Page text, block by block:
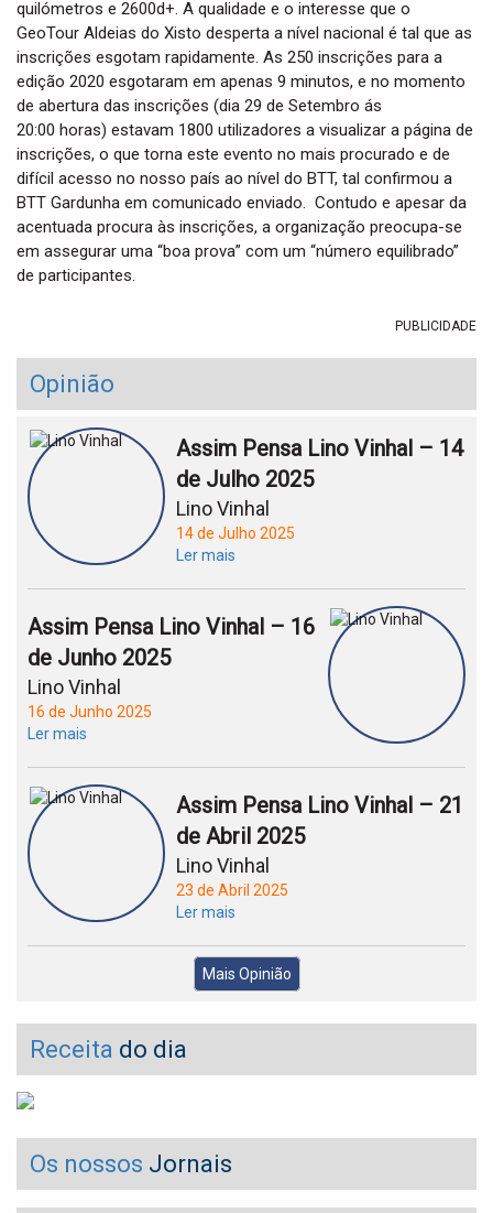
quilómetros e 2600d+. A qualidade e o interesse que o
GeoTour Aldeias do Xisto desperta a nível nacional é tal que as
inscrições esgotam rapidamente. As 250 inscrições para a
edição 2020 esgotaram em apenas 9 minutos, e no momento
de abertura das inscrições (dia 29 de Setembro ás
20:00 horas) estavam 1800 utilizadores a visualizar a página de
inscrições, o que torna este evento no mais procurado e de
difícil acesso no nosso país ao nível do BTT, tal confirmou a
BTT Gardunha em comunicado enviado. Contudo e apesar da
acentuada procura às inscrições, a organização preocupa-se
em assegurar uma “boa prova” com um “número equilibrado”
de participantes.
PUBLICIDADE
Opinião
Assim Pensa Lino Vinhal – 14
de Julho 2025
Lino Vinhal
14 de Julho 2025
Ler mais
Assim Pensa Lino Vinhal – 16
de Junho 2025
Lino Vinhal
16 de Junho 2025
Ler mais
Assim Pensa Lino Vinhal – 21
de Abril 2025
Lino Vinhal
23 de Abril 2025
Ler mais
Mais Opinião
Receita do dia
Os nossos Jornais